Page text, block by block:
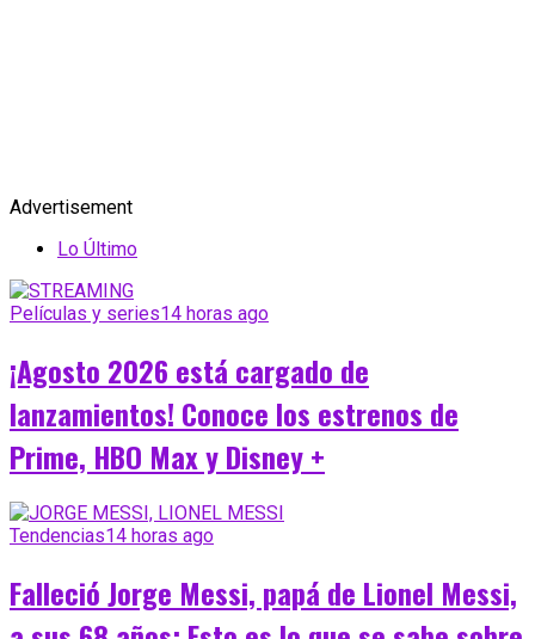
Advertisement
Lo Último
Películas y series14 horas ago
¡Agosto 2026 está cargado de
lanzamientos! Conoce los estrenos de
Prime, HBO Max y Disney +
Tendencias14 horas ago
Falleció Jorge Messi, papá de Lionel Messi,